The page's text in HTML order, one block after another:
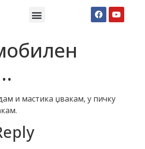
и мастика џвакам, у пичку